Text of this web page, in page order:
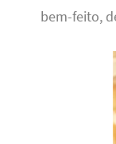
bem-feito,